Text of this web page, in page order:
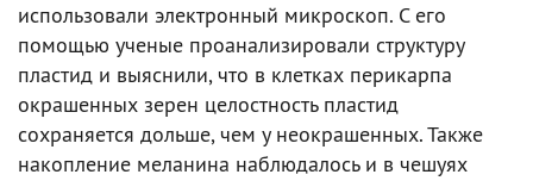
использовали электронный микроскоп. С его
помощью ученые проанализировали структуру
пластид и выяснили, что в клетках перикарпа
окрашенных зерен целостность пластид
сохраняется дольше, чем у неокрашенных. Также
накопление меланина наблюдалось и в чешуях